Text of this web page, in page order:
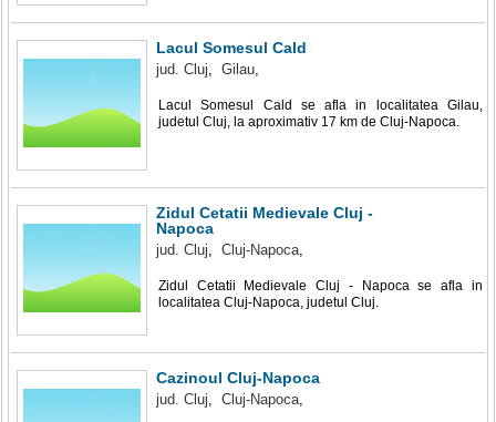
Lacul Somesul Cald
jud. Cluj, Gilau,
Lacul Somesul Cald se afla in localitatea Gilau,
judetul Cluj, la aproximativ 17 km de Cluj-Napoca.
Zidul Cetatii Medievale Cluj -
Napoca
jud. Cluj, Cluj-Napoca,
Zidul Cetatii Medievale Cluj - Napoca se afla in
localitatea Cluj-Napoca, judetul Cluj.
Cazinoul Cluj-Napoca
jud. Cluj, Cluj-Napoca,